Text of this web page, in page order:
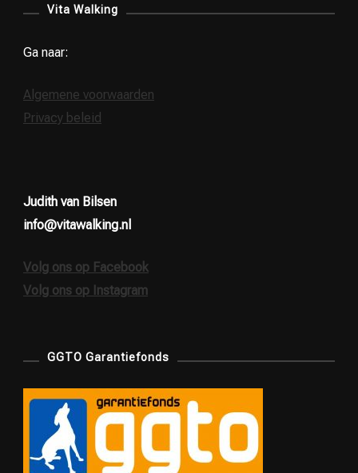
Vita Walking
Ga naar:
Algemene voorwaarden
Privacy beleid
Judith van Bilsen
info@vitawalking.nl
Volg ons op Facebook
Volg ons op Instagram
GGTO Garantiefonds